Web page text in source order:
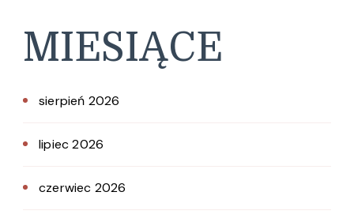
MIESIĄCE
sierpień 2026
lipiec 2026
czerwiec 2026